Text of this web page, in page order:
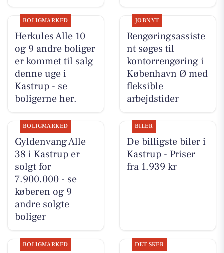
BOLIGMARKED
Herkules Alle 10
og 9 andre boliger
er kommet til salg
denne uge i
Kastrup - se
boligerne her.
JOBNYT
Rengøringsassiste
nt søges til
kontorrengøring i
København Ø med
fleksible
arbejdstider
BOLIGMARKED
Gyldenvang Alle
38 i Kastrup er
solgt for
7.900.000 - se
køberen og 9
andre solgte
boliger
BILER
De billigste biler i
Kastrup - Priser
fra 1.939 kr
BOLIGMARKED DET SKER